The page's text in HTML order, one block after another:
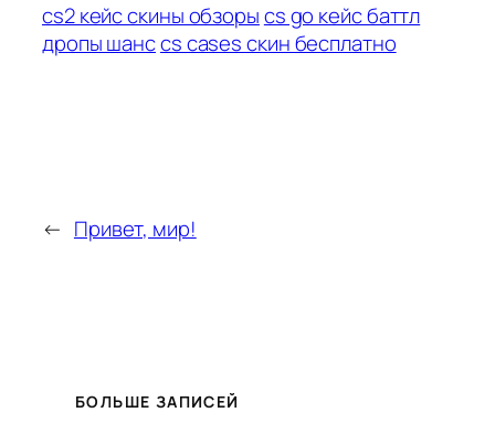
cs2 кейс скины обзорыcs go кейс баттл
дропы шансcs cases скин бесплатно
← Привет, мир!
БОЛЬШЕ ЗАПИСЕЙ